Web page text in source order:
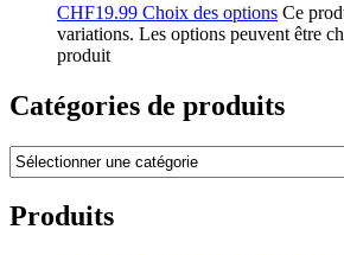
CHF19.99 Choix des options Ce
variations. Les options peuvent être
produit
Catégories de produits
Produits